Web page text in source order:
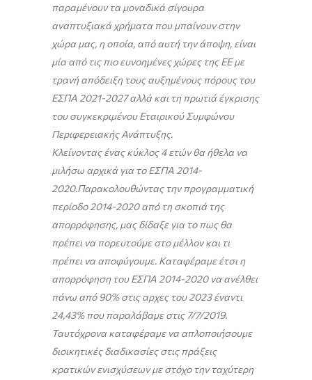
παραμένουν τα μοναδικά σίγουρα
αναπτυξιακά χρήματα που μπαίνουν στην
χώρα μας, η οποία, από αυτή την άποψη, είναι
μία από τις πιο ευνοημένες χώρες της ΕΕ με
τρανή απόδειξη τους αυξημένους πόρους του
ΕΣΠΑ 2021-2027 αλλά και τη πρωτιά έγκρισης
του συγκεκριμένου Εταιρικού Συμφώνου
Περιφερειακής Ανάπτυξης.
Κλείνοντας ένας κύκλος 4 ετών θα ήθελα να
μιλήσω αρχικά για το ΕΣΠΑ 2014-
2020.Παρακολουθώντας την προγραμματική
περίοδο 2014-2020 από τη σκοπιά της
απορρόφησης, μας δίδαξε για το πως θα
πρέπει να πορευτούμε στο μέλλον και τι
πρέπει να αποφύγουμε. Καταφέραμε έτσι η
απορρόφηση του ΕΣΠΑ 2014-2020 να ανέλθει
πάνω από 90% στις αρχες του 2023 έναντι
24,43% που παραλάβαμε στις 7/7/2019.
Ταυτόχρονα καταφέραμε να απλοποιήσουμε
διοικητικές διαδικασίες στις πράξεις
κρατικών ενισχύσεων με στόχο την ταχύτερη